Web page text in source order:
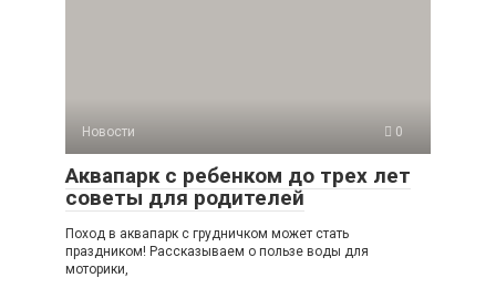
Новости 0
Аквапарк с ребенком до трех лет
советы для родителей
Поход в аквапарк с грудничком может стать
праздником! Рассказываем о пользе воды для
моторики,